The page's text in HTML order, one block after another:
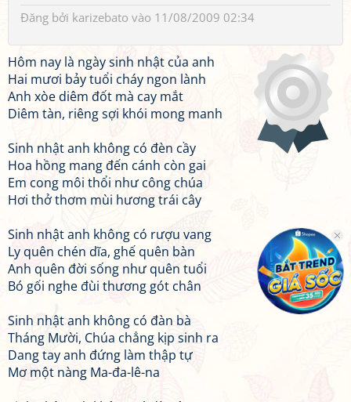
Đăng bởi karizebato vào 11/08/2009 02:34
Hôm nay là ngày sinh nhật của anh
Hai mươi bảy tuổi cháy ngon lành
Anh xòe diêm đốt mà cay mắt
Diêm tàn, riêng sợi khói mong manh
Sinh nhật anh không có đèn cầy
Hoa hồng mang đến cánh còn gai
Em cong môi thổi như công chúa
Hơi thở thơm mùi hương trái cây
Sinh nhật anh không có rượu vang
Ly quên chén dĩa, ghế quên bàn
Anh quên đời sống như quên tuổi
Bó gối nghe đùi thương gót chân
Sinh nhật anh không có đàn bà
Tháng Mười, Chúa chẳng kịp sinh ra
Dang tay anh đứng làm thập tự
Mơ một nàng Ma-đa-lê-na